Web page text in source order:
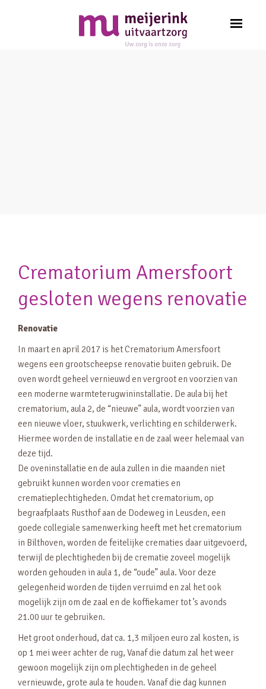
Crematorium Amersfoort
gesloten wegens renovatie
Renovatie
In maart en april 2017 is het Crematorium Amersfoort
wegens een grootscheepse renovatie buiten gebruik. De
oven wordt geheel vernieuwd en vergroot en voorzien van
een moderne warmteterugwininstallatie. De aula bij het
crematorium, aula 2, de “nieuwe” aula, wordt voorzien van
een nieuwe vloer, stuukwerk, verlichting en schilderwerk.
Hiermee worden de installatie en de zaal weer helemaal van
deze tijd.
De oveninstallatie en de aula zullen in die maanden niet
gebruikt kunnen worden voor crematies en
crematieplechtigheden. Omdat het crematorium, op
begraafplaats Rusthof aan de Dodeweg in Leusden, een
goede collegiale samenwerking heeft met het crematorium
in Bilthoven, worden de feitelijke crematies daar uitgevoerd,
terwijl de plechtigheden bij de crematie zoveel mogelijk
worden gehouden in aula 1, de “oude” aula. Voor deze
gelegenheid worden de tijden verruimd en zal het ook
mogelijk zijn om de zaal en de koffiekamer tot ’s avonds
21.00 uur te gebruiken.
Het groot onderhoud, dat ca. 1,3 miljoen euro zal kosten, is
op 1 mei weer achter de rug, Vanaf die datum zal het weer
gewoon mogelijk zijn om plechtigheden in de geheel
vernieuwde, grote aula te houden. Vanaf die dag kunnen